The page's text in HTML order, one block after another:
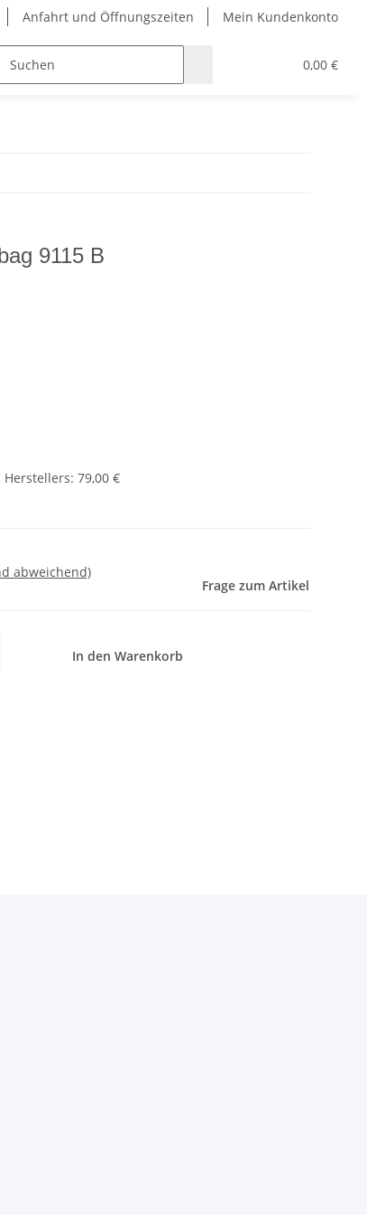
Anfahrt und Öffnungszeiten Mein Kundenkonto
0,00 €
Bekleidung Padel und
9115 B
: 79,00 €
abweichend)
Frage zum Artikel
In den Warenkorb